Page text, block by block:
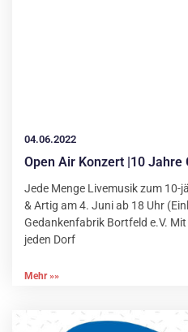
04.06.2022
Open Air Konzert |10 Jahre
Jede Menge Livemusik zum 10-
& Artig am 4. Juni ab 18 Uhr
Gedankenfabrik Bortfeld e.V.
jeden Dorf
Mehr »»